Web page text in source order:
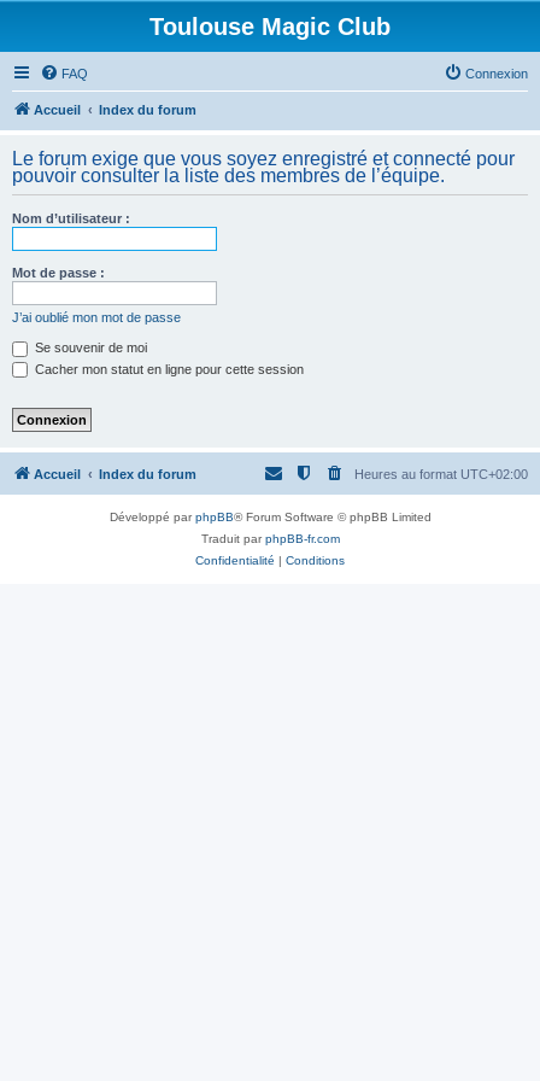
Toulouse Magic Club
FAQ Connexion
Accueil Index du forum
Le forum exige que vous soyez enregistré et connecté pour
pouvoir consulter la liste des membres de l’équipe.
Nom d’utilisateur :
Mot de passe :
J’ai oublié mon mot de passe
Se souvenir de moi
Cacher mon statut en ligne pour cette session
Accueil Index du forum Heures au format UTC+02:00
Développé parphpBB® Forum Software © phpBB Limited
Traduit parphpBB-fr.com
Confidentialité | Conditions